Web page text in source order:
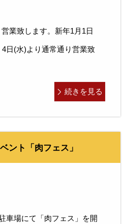
業致します。新年1月1日
日(水)より通常通り営業致
続きを見る
ント「肉フェス」
車場にて「肉フェス」を開